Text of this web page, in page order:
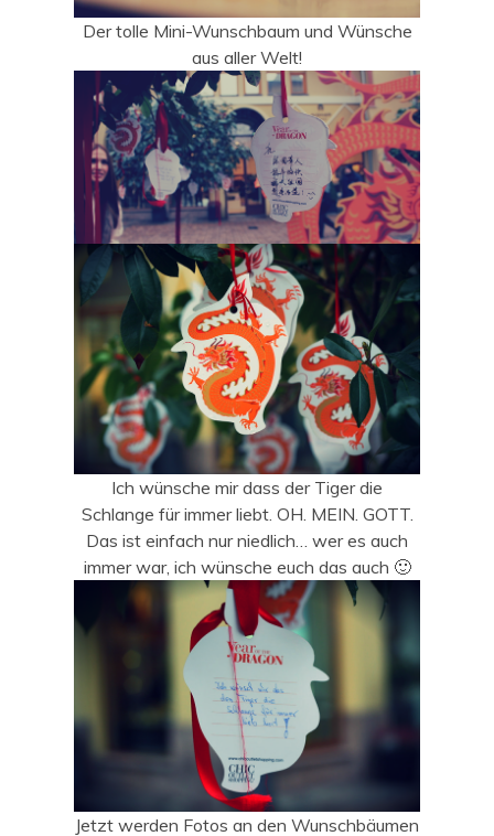
Der tolle Mini-Wunschbaum und Wünsche
aus aller Welt!
Ich wünsche mir dass der Tiger die
Schlange für immer liebt. OH. MEIN. GOTT.
Das ist einfach nur niedlich… wer es auch
immer war, ich wünsche euch das auch 🙂
Jetzt werden Fotos an den Wunschbäumen